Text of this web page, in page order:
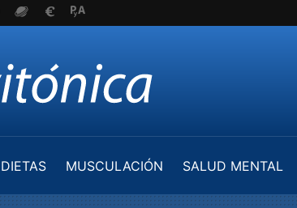
MUSCULACIÓN
SALUD MENTAL